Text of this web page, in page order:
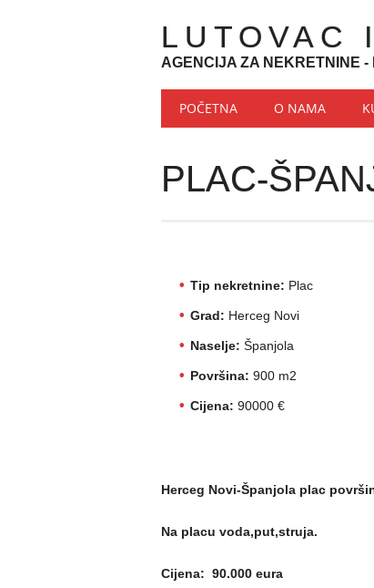
LUTOVAC
AGENCIJA ZA NEKRETNINE -
Main menu
Skip to content
POČETNA O NAMA
PLAC-
Tip nekretnine: Plac
Grad: Herceg Novi
Naselje: Španjola
Površina: 900 m2
Cijena: 90000 €
Herceg Novi-Španjola plac
Na placu voda,put,struja.
Cijena: 90.000 eura